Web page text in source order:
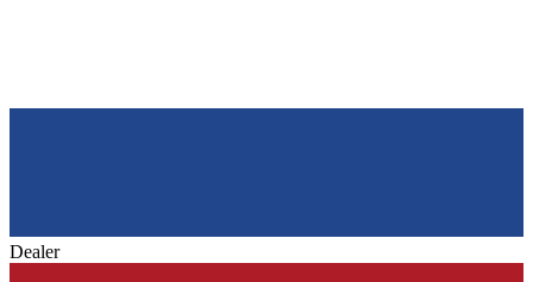
Dealer